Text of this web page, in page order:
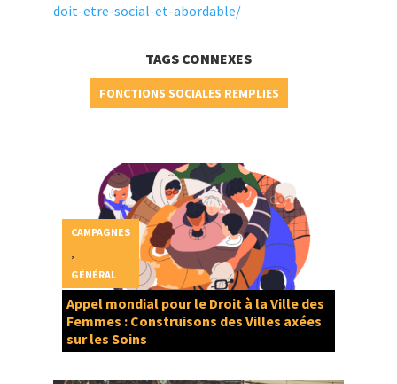
doit-etre-social-et-abordable/
TAGS CONNEXES
FONCTIONS SOCIALES REMPLIES
Appel mondial pour le Droit à la Ville des
Femmes : Construisons des Villes axées
sur les Soins
CAMPAGNES
,
GÉNÉRAL